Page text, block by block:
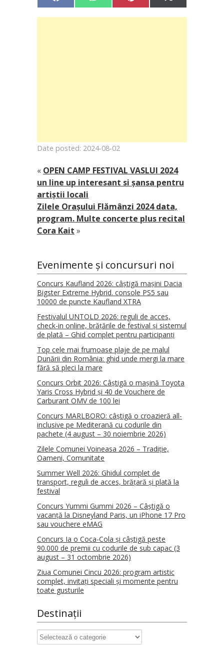
on on on on
(Twitter)
Date posted: 2024-08-02
« OPEN CAMP FESTIVAL VASLUI 2024
un line up interesant si șansa pentru
artiștii locali
Zilele Orașului Flămânzi 2024 data,
program. Multe concerte plus recital
Cora Kait »
Evenimente și concursuri noi
Concurs Kaufland 2026: câștigă mașini Dacia
Bigster Extreme Hybrid. console PS5 sau
10000 de puncte Kaufland XTRA
Festivalul UNTOLD 2026: reguli de acces,
check-in online, brățările de festival și sistemul
de plată – Ghid complet pentru participanți
Top cele mai frumoase plaje de pe malul
Dunării din România: ghid unde mergi la mare
fără să pleci la mare
Concurs Orbit 2026: Câștigă o mașină Toyota
Yaris Cross Hybrid și 40 de Vouchere de
Carburant OMV de 100 lei
Concurs MARLBORO: câștigă o croazieră all-
inclusive pe Mediterană cu codurile din
pachete (4 august – 30 noiembrie 2026)
Zilele Comunei Voineasa 2026 – Tradiție,
Oameni, Comunitate
Summer Well 2026: Ghidul complet de
transport, reguli de acces, brățară și plată la
festival
Concurs Yummi Gummi 2026 – Câștigă o
vacanță la Disneyland Paris, un iPhone 17 Pro
sau vouchere eMAG
Concurs Ia o Coca-Cola și câștigă peste
90.000 de premii cu codurile de sub capac (3
august – 31 octombrie 2026)
Ziua Comunei Cincu 2026: program artistic
complet, invitați speciali și momente pentru
toate gusturile
Destinații
Destinații